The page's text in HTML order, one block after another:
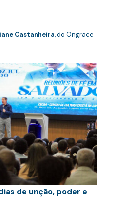
Castanheira, do Ongrace
de unção, poder e